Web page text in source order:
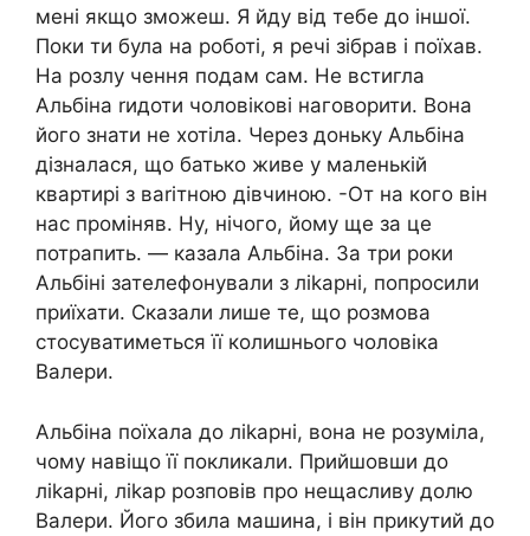
мені якщо зможеш. Я йду від тебе до іншої.
Поки ти була на роботі, я речі зібрав і поїхав.
На розлу чення подам сам. Не встигла
Альбіна rидоти чоловікові наговорити. Вона
його знати не хотіла. Через доньку Альбіна
дізналася, що батько живе у маленькій
квартирі з ваrітною дівчиною. -От на кого він
нас проміняв. Ну, нічого, йому ще за це
потрапить. — казала Альбіна. За три роки
Альбіні зателефонували з ліkарні, попросили
приїхати. Сказали лише те, що розмова
стосуватиметься її колишнього чоловіка
Валери.
Альбіна поїхала до ліkарні, вона не розуміла,
чому навіщо її покликали. Прийшовши до
ліkарні, ліkар розповів про нещасливу долю
Валери. Його збила машина, і він прикутий до